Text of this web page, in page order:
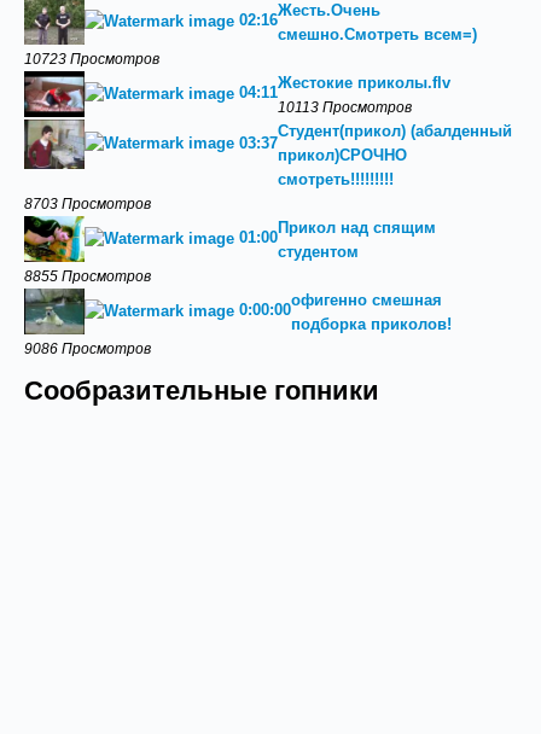
02:16
Жесть.Очень
смешно.Смотреть всем=)
10723 Просмотров
04:11
Жестокие приколы.flv
10113 Просмотров
03:37
Студент(прикол) (абалденный
прикол)СРОЧНО
смотреть!!!!!!!!!
8703 Просмотров
01:00
Прикол над спящим
студентом
8855 Просмотров
0:00:00
офигенно смешная
подборка приколов!
9086 Просмотров
Сообразительные гопники